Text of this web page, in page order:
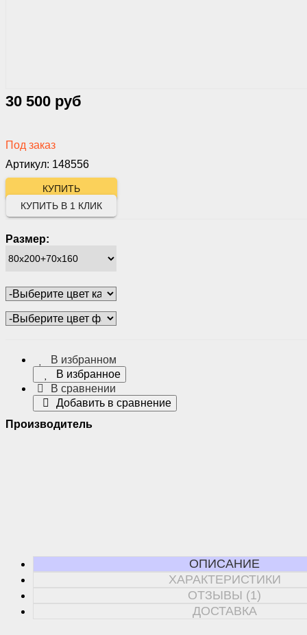
30 500 руб
Под заказ
Артикул: 148556
Размер:
КУПИТЬ В 1 КЛИК
В избранном
В избранное
В сравнении
Добавить в сравнение
Производитель
ОПИСАНИЕ
ХАРАКТЕРИСТИКИ
ОТЗЫВЫ (1)
ДОСТАВКА